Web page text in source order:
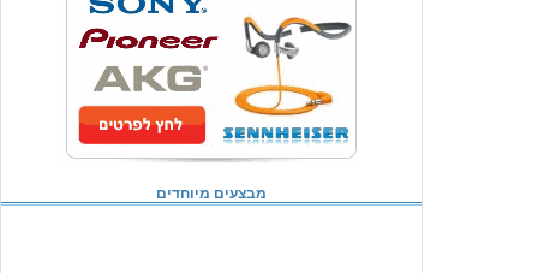
מבצעים מיוחדים